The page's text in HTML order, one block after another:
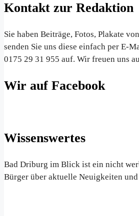
Kontakt zur Redaktion
Sie haben Beiträge, Fotos, Plakate
senden Sie uns diese einfach per E-
0175 29 31 955 auf. Wir freuen uns
Wir auf Facebook
Wissenswertes
Bad Driburg im Blick ist ein nicht
Bürger über aktuelle Neuigkeiten